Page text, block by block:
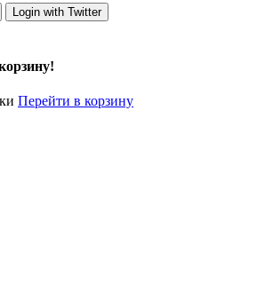
Login with Twitter
Перейти в корзину